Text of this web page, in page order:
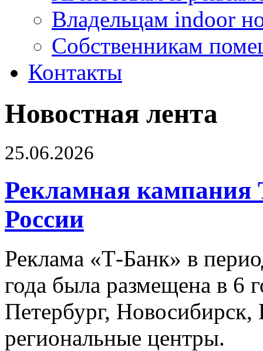
Владельцам indoor
Собственникам
Контакты
Новостная лента
25.06.2026
Рекламная кампания
России
Реклама «Т-Банк» в
года была размещена в 6
Петербург,
региональные центры.